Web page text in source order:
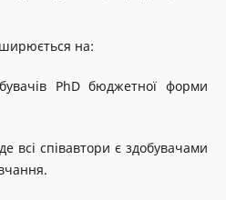
на:
PhD бюджетної форми
всі співавтори є здобувачами